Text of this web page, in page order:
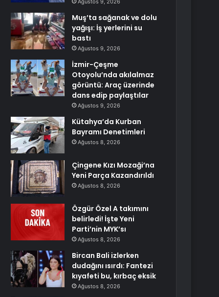
Ağustos 9, 2026
Muş’ta sağanak ve dolu
yağışı: İş yerlerini su
bastı
Ağustos 9, 2026
İzmir-Çeşme
Otoyolu’nda akılalmaz
görüntü: Araç üzerinde
dans edip paylaştılar
Ağustos 9, 2026
Kütahya’da Kurban
Bayramı Denetimleri
Ağustos 8, 2026
Çingene Kızı Mozaği’na
Yeni Parça Kazandırıldı
Ağustos 8, 2026
Özgür Özel A takımını
belirledi! İşte Yeni
Parti’nin MYK’sı
Ağustos 8, 2026
Bircan Bali izlerken
dudağını ısırdı: Fantezi
kıyafeti bu, kırbaç eksik
Ağustos 8, 2026